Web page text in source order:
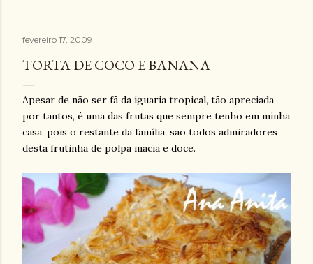
fevereiro 17, 2009
TORTA DE COCO E BANANA
Apesar de não ser fã da iguaria tropical, tão apreciada
por tantos, é uma das frutas que sempre tenho em minha
casa, pois o restante da família, são todos admiradores
desta frutinha de polpa macia e doce.